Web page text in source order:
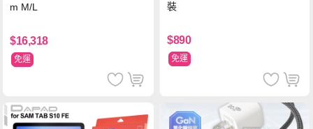
m M/L
$16,318
免運
裝
$890
免運